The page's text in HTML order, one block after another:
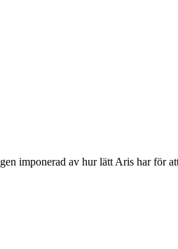
imponerad av hur lätt Aris har för